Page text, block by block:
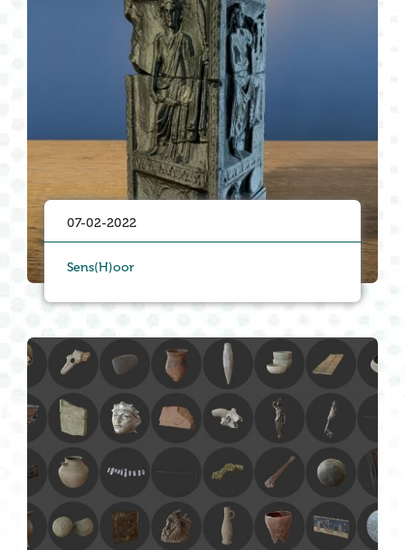
07-02-2022
Sens(H)oor